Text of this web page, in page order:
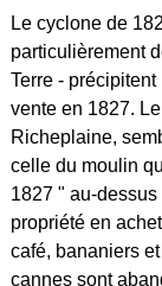
Le cyclone de
particulièrement
Terre -
vente en 1827.
Richeplaine,
celle du moulin
1827 " au-
propriété en
café, bananiers
cannes sont